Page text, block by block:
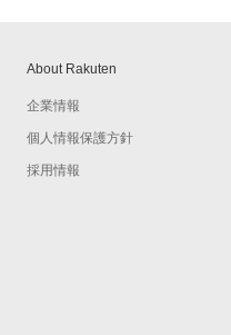
About Rakuten
企業情報
個人情報保護方針
採用情報